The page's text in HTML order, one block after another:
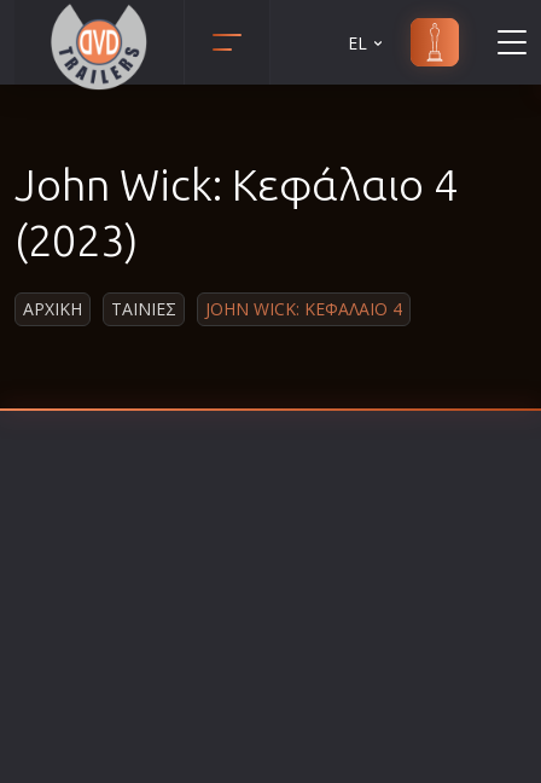
Αισθηματικές
Β' Παγκόσμιος Πόλεμος
Δραματικές
EL
John Wick: Κεφάλαιο 4
(2023)
ΑΡΧΙΚΗ ΤΑΙΝΙΕΣ JOHN WICK: ΚΕΦΑΛΑΙΟ 4